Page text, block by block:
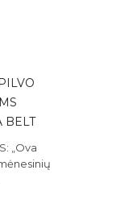
BELT
„Ova